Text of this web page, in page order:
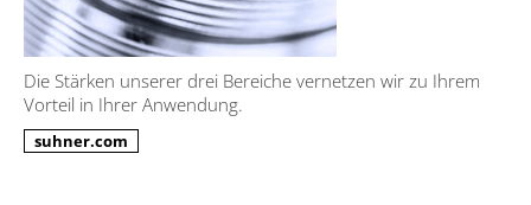
Die Stärken unserer drei Bereiche vernetzen wir zu Ihrem
Vorteil in Ihrer Anwendung.
suhner.com